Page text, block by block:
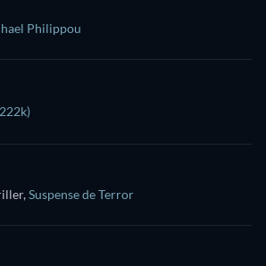
Philippou
,Suspense de Terror